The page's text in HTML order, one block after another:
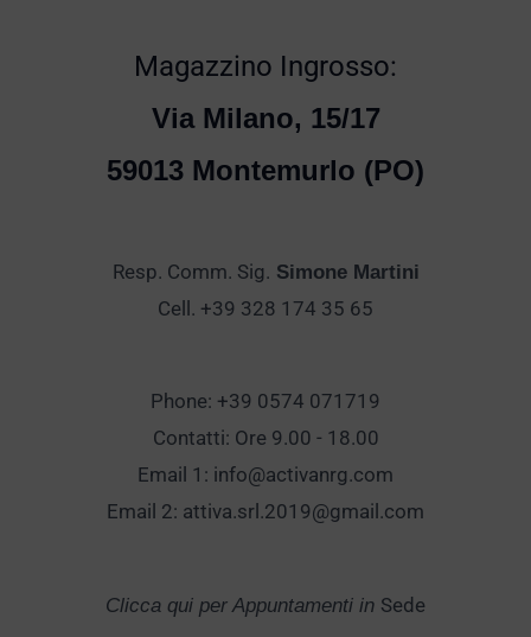
Magazzino Ingrosso:
Via Milano, 15/17
59013 Montemurlo (PO)
Resp. Comm. Sig. Simone Martini
Cell. +39 328 174 35 65
Phone: +39 0574 071719
Contatti: Ore 9.00 - 18.00
Email 1: info@activanrg.com
Email 2: attiva.srl.2019@gmail.com
Clicca qui per Appuntamenti in Sede